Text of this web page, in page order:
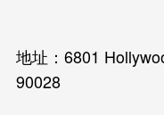
地址：6801
90028